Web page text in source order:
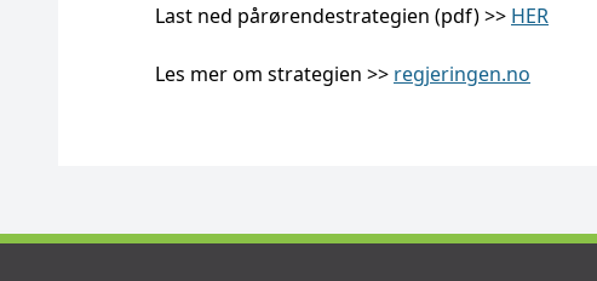
Last ned pårørendestrategien (pdf) >> HER
Les mer om strategien >> regjeringen.no